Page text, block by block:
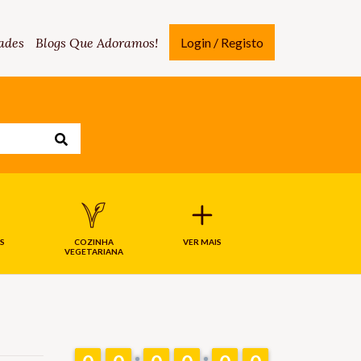
Blogs Que Adoramos! Login / Registo
COZINHA
VEGETARIANA
VER MAIS